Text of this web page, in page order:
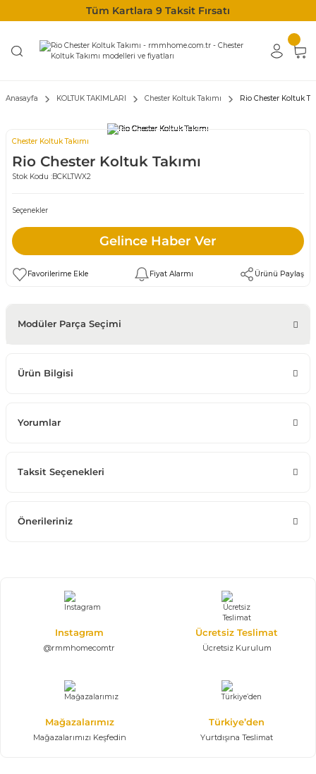
Tüm Kartlara 9 Taksit Fırsatı
Anasayfa KOLTUK TAKIMLARI Chester Koltuk Takımı Rio Chester Koltuk
Chester Koltuk Takımı
Rio Chester Koltuk Takımı
Stok Kodu :BCKLTWX2
Seçenekler
Gelince Haber Ver
Fiyat Alarmı Ürünü Paylaş
Modüler Parça Seçimi
Ürün Bilgisi
Yorumlar
Taksit Seçenekleri
Önerileriniz
Instagram
@rmmhomecomtr
Ücretsiz Teslimat
Ücretsiz Kurulum
Mağazalarımız
Mağazalarımızı Keşfedin
Türkiye’den
Yurtdışına Teslimat